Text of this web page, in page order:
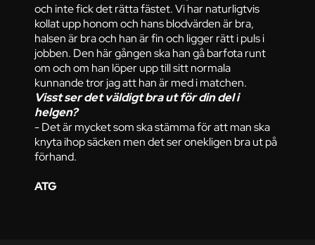
och inte fick det rätta fästet. Vi har naturligtvis
kollat upp honom och hans blodvärden är bra,
halsen är bra och han är fin och ligger rätt i puls i
jobben. Den här gången ska han gå barfota runt
om och om han löper upp till sitt normala
kunnande tror jag att han är med i matchen.
Visst ser det väldigt bra ut för din del i
helgen?
- Det är mycket som ska stämma för att man ska
knyta ihop säcken men det ser onekligen bra ut på
förhand.
ATG